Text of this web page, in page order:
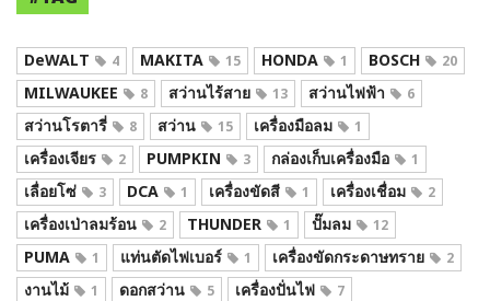
DeWALT 4 MAKITA 15 HONDA 1 BOSCH 20
MILWAUKEE 8 สว่านไร้สาย 13 สว่านไฟฟ้า 6
สว่านโรตารี่ 8 สว่าน 15 เครื่องมือลม 1
เครื่องเจียร 2 PUMPKIN 3 กล่องเก็บเครื่องมือ 1
เลื่อยโซ่ 3 DCA 1 เครื่องขัดสี 1 เครื่องเชื่อม 2
เครื่องเป่าลมร้อน 2 THUNDER 1 ปั๊มลม 12
PUMA 1 แท่นตัดไฟเบอร์ 1 เครื่องขัดกระดาษทราย 2
งานไม้ 1 ดอกสว่าน 5 เครื่องปั่นไฟ 7